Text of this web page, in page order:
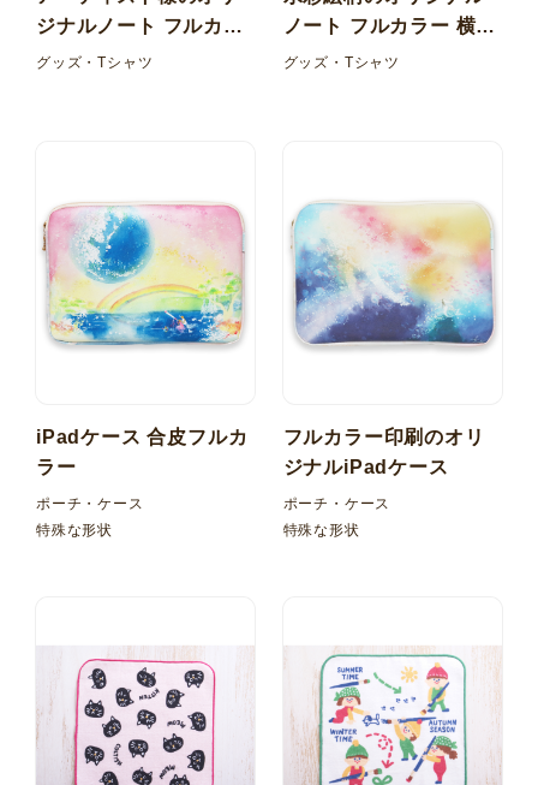
ジナルノート フルカラ
ー 横罫線
グッズ・Tシャツ
ノート フルカラー 横罫
線
グッズ・Tシャツ
iPadケース 合皮フルカ
ラー
ポーチ・ケース
特殊な形状
フルカラー印刷のオリ
ジナルiPadケース
ポーチ・ケース
特殊な形状